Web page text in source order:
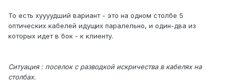
То есть хуууудший вариант - это на одном столбе 5
оптических кабелей идущих паралельно, и один-два из
которых идет в бок - к клиенту.
Ситуация : поселок с разводкой искричества в кабелях на
столбах.